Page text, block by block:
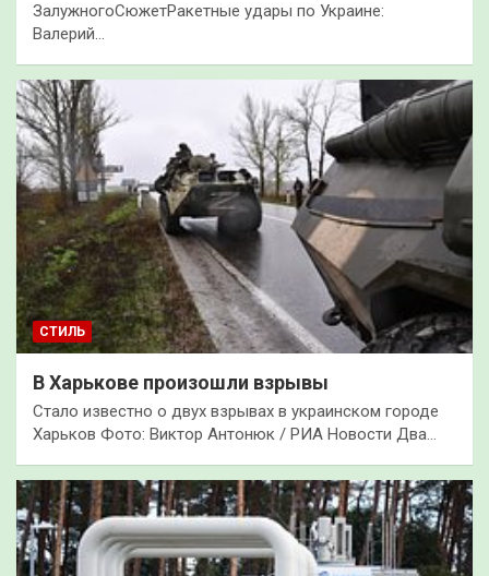
ЗалужногоСюжетРакетные удары по Украине:
Валерий…
СТИЛЬ
В Харькове произошли взрывы
Стало известно о двух взрывах в украинском городе
Харьков Фото: Виктор Антонюк / РИА Новости Два…